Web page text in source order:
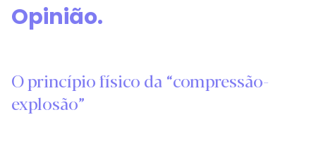
Opinião.
O princípio físico da “compressão-
explosão”